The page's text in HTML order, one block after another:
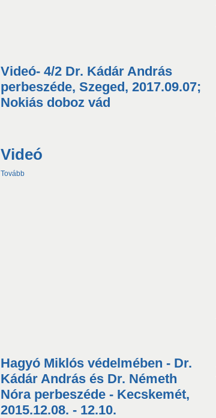
Videó- 4/2 Dr. Kádár András
perbeszéde, Szeged, 2017.09.07;
Nokiás doboz vád
Videó
Tovább
Hagyó Miklós védelmében - Dr.
Kádár András és Dr. Németh
Nóra perbeszéde - Kecskemét,
2015.12.08. - 12.10.